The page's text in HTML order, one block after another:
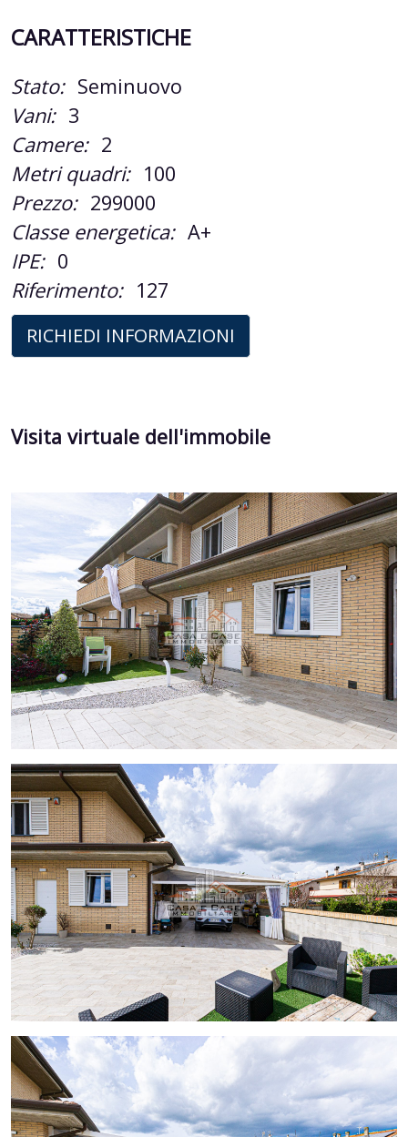
CARATTERISTICHE
Stato: Seminuovo
Vani: 3
Camere: 2
Metri quadri: 100
Prezzo: 299000
Classe energetica: A+
IPE: 0
Riferimento: 127
RICHIEDI INFORMAZIONI
Visita virtuale dell'immobile